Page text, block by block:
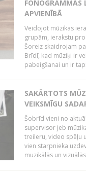
FONOGRAMMAS
APVIENĪBĀ
Veidojot mūzikas
grupām, ierakstu
Šoreiz skaidrojam
Brīdī, kad mūziķi ir
pabeigšanai un ir
SAKĀRTOTS
VEIKSMĪGU
Šobrīd vieni no
supervisor jeb
treileru, video spēļu
vien starpnieka
muzikālās un